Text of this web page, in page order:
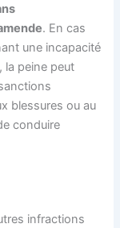
. En cas
une incapacité
la peine peut
blessures ou au
conduire
infractions